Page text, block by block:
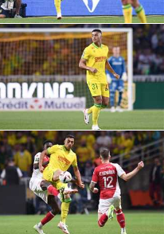
دوري أبطال أوروبا
دوري أبطال إفريقيا
كل البطولات
أقسام
الكرة المصرية
الدوري المصري